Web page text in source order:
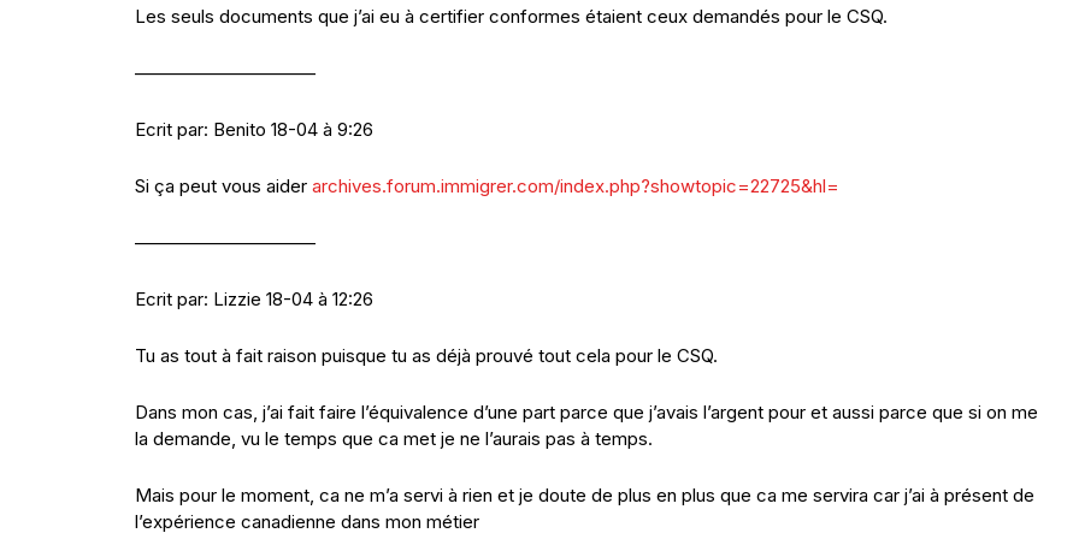
Les seuls documents que j’ai eu à certifier conformes étaient ceux demandés pour le CSQ.
——————————
Ecrit par: Benito 18-04 à 9:26
Si ça peut vous aider archives.forum.immigrer.com/index.php?showtopic=22725&hl=
——————————
Ecrit par: Lizzie 18-04 à 12:26
Tu as tout à fait raison puisque tu as déjà prouvé tout cela pour le CSQ.
Dans mon cas, j’ai fait faire l’équivalence d’une part parce que j’avais l’argent pour et aussi parce que si on me
la demande, vu le temps que ca met je ne l’aurais pas à temps.
Mais pour le moment, ca ne m’a servi à rien et je doute de plus en plus que ca me servira car j’ai à présent de
l’expérience canadienne dans mon métier